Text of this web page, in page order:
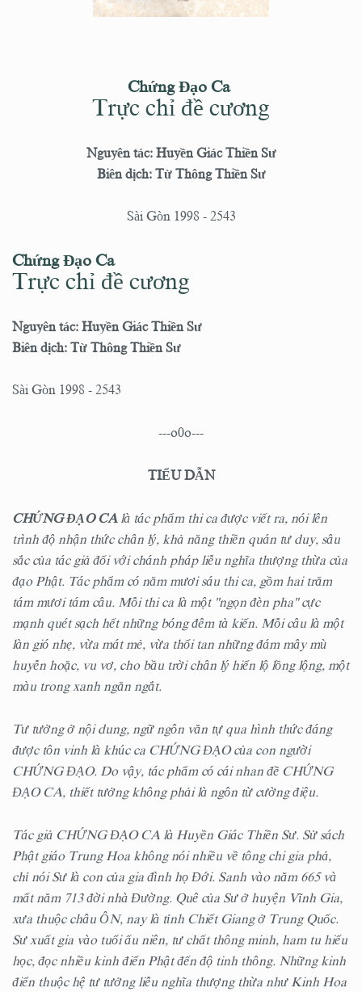
Chứng Đạo Ca
Trực chỉ đề cương
Nguyên tác: Huyền Giác Thiền Sư
Biên dịch: Từ Thông Thiền Sư
Sài Gòn 1998 - 2543
Chứng Đạo Ca
Trực chỉ đề cương
Nguyên tác: Huyền Giác Thiền Sư
Biên dịch: Từ Thông Thiền Sư
Sài Gòn 1998 - 2543
---o0o---
TIỂU DẪN
CHỨNG ĐẠO CAlà tác phẩm thi ca được viết ra, nói lên
trình độ nhận thức chân lý, khả năng thiền quán tư duy, sâu
sắc của tác giả đối với chánh pháp liễu nghĩa thượng thừa của
đạo Phật. Tác phẩm có năm mươi sáu thi ca, gồm hai trăm
tám mươi tám câu. Mỗi thi ca là một "ngọn đèn pha" cực
mạnh quét sạch hết những bóng đêm tà kiến. Mỗi câu là một
làn gió nhẹ, vừa mát mẻ, vừa thổi tan những đám mây mù
huyễn hoặc, vu vơ, cho bầu trời chân lý hiển lộ lồng lộng, một
màu trong xanh ngăn ngắt.
Tư tưởng ở nội dung, ngữ ngôn văn tự qua hình thức đáng
được tôn vinh là khúc ca CHỨNG ĐẠO của con người
CHỨNG ĐẠO. Do vậy, tác phẩm có cái nhan đề CHỨNG
ĐẠO CA, thiết tưởng không phải là ngôn từ cường điệu.
Tác giả CHỨNG ĐẠO CA là Huyền Giác Thiền Sư. Sử sách
Phật giáo Trung Hoa không nói nhiều về tông chi gia phả,
chỉ nói Sư là con của gia đình họ Đới. Sanh vào năm 665 và
mất năm 713 đời nhà Đường. Quê của Sư ở huyện Vĩnh Gia,
xưa thuộc châu ÔN, nay là tỉnh Chiết Giang ở Trung Quốc.
Sư xuất gia vào tuổi ấu niên, tư chất thông minh, ham tu hiếu
học, đọc nhiều kinh điển Phật đến độ tinh thông. Những kinh
điển thuộc hệ tư tưởng liễu nghĩa thượng thừa như Kinh Hoa